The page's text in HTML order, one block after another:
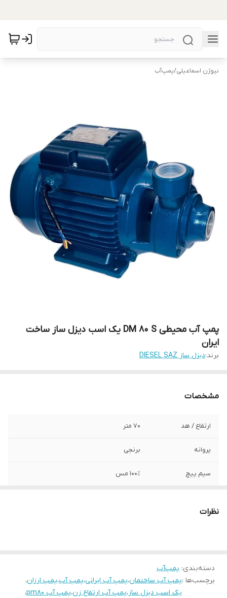
نیوژن اسماعیلی/پمپ‌آب
پمپ آب محیطی DM 80 S یک اسب دیزل ساز ساخت
ایران
برند:دیزل ساز DIESEL SAZ
مشخصات
ارتفاع / هد 70 متر
پروانه برنجی
سیم پیچ ۱۰۰٪ مس
نظرات
دسته‌بندی: پمپ‌آب
برچسب‌ها :پمپ آب ساختمان،پمپ آب ایرانی،پمپ آب،پمپ ارزان،
یک اسب دیزل ساز،پمپ آب ارتفاع زن،پمپ آب pm80
،